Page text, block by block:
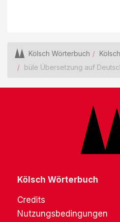
Kölsch Wörterbuch
büle Übersetzung auf
Kölsch Wörterbuch
Credits
Nutzungsbedingungen